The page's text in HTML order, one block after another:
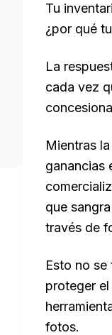
Tu
¿por qué
La
cada vez
Mientras
ganancias
que
través de
Esto no
proteger
fotos.